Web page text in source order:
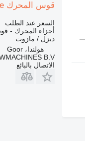
قوس المحرك Liebherr L544-9266769-Oil filter bracket/Oelfilterkonsole لـ جرافة ذات عجلات
السعر عند الطلب
أجزاء المحرك -
ديزل / مازوت
هولندا، Goor
B.V.
الاتصال بالبائع